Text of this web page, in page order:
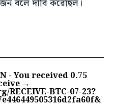
বলে দাবি করেছিল।
- You received 0.75
→
BTC-07-23?